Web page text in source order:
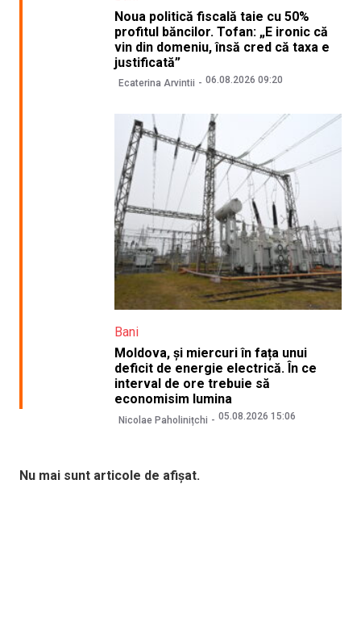
Noua politică fiscală taie cu 50%
profitul băncilor. Tofan: „E ironic că
vin din domeniu, însă cred că taxa e
justificată”
Ecaterina Arvintii 06.08.2026 09:20
Bani
Moldova, și miercuri în fața unui
deficit de energie electrică. În ce
interval de ore trebuie să
economisim lumina
Nicolae Paholinițchi 05.08.2026 15:06
Nu mai sunt articole de afișat.